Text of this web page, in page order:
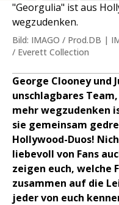
"Georgulia" ist aus
wegzudenken.
Bild: IMAGO / Prod.DB |
/ Everett Collection
George Clooney und
unschlagbares
mehr wegzudenken
sie gemeinsam
Hollywood-Duos!
liebevoll von Fans
zeigen euch, welche
zusammen auf die
jeder von euch